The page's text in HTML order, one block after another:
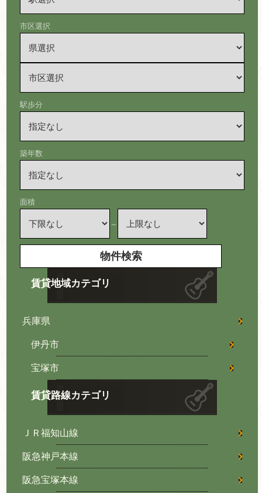
市区選択
駅歩分
築年数
面積
～
賃貸地域カテゴリ
兵庫県
伊丹市
宝塚市
賃貸路線カテゴリ
ＪＲ福知山線
阪急神戸本線
阪急宝塚本線